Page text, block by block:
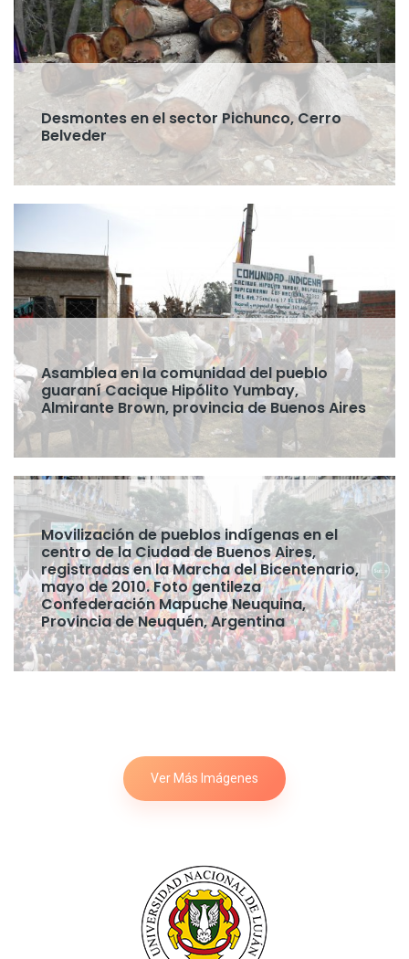
Desmontes en el sector Pichunco, Cerro
Belveder
Asamblea en la comunidad del pueblo
guaraní Cacique Hipólito Yumbay,
Almirante Brown, provincia de Buenos Aires
Movilización de pueblos indígenas en el
centro de la Ciudad de Buenos Aires,
registradas en la Marcha del Bicentenario,
mayo de 2010. Foto gentileza
Confederación Mapuche Neuquina,
Provincia de Neuquén, Argentina
Ver Más Imágenes